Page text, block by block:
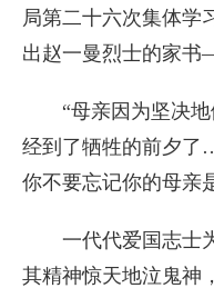
局第二十六次集体学
出赵一曼烈士的家
“母亲因为坚决
经到了牺牲的前夕
你不要忘记你的母
一代代爱国志士
其精神惊天地泣鬼神